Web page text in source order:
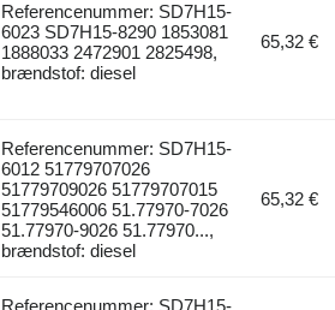
Referencenummer: SD7H15-
6023 SD7H15-8290 1853081
1888033 2472901 2825498,
brændstof: diesel
65,32 €
Referencenummer: SD7H15-
6012 51779707026
51779709026 51779707015
51779546006 51.77970-7026
51.77970-9026 51.77970...,
brændstof: diesel
65,32 €